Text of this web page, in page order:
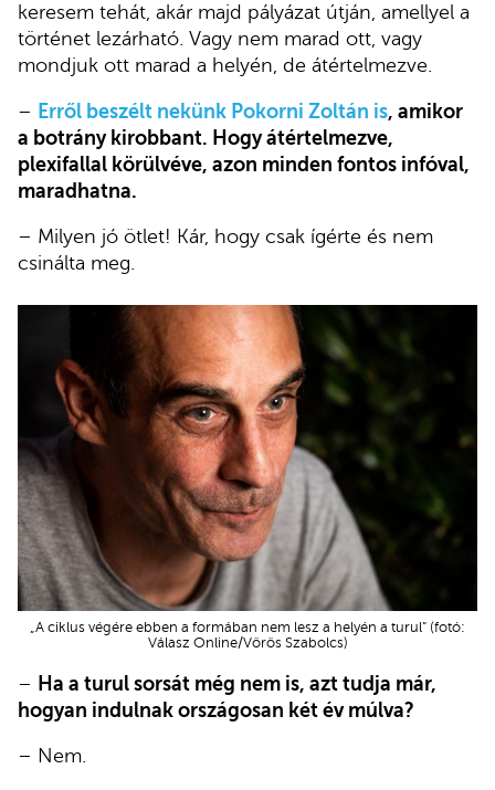
keresem tehát, akár majd pályázat útján, amellyel a
történet lezárható. Vagy nem marad ott, vagy
mondjuk ott marad a helyén, de átértelmezve.
– Erről beszélt nekünk Pokorni Zoltán is, amikor
a botrány kirobbant. Hogy átértelmezve,
plexifallal körülvéve, azon minden fontos infóval,
maradhatna.
– Milyen jó ötlet! Kár, hogy csak ígérte és nem
csinálta meg.
„A ciklus végére ebben a formában nem lesz a helyén a turul” (fotó:
Válasz Online/Vörös Szabolcs)
– Ha a turul sorsát még nem is, azt tudja már,
hogyan indulnak országosan két év múlva?
– Nem.